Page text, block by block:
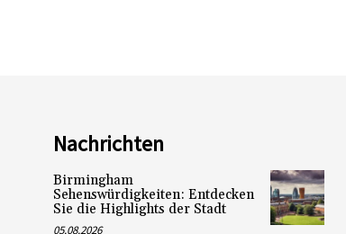
Nachrichten
Birmingham
Sehenswürdigkeiten: Entdecken
Sie die Highlights der Stadt
05.08.2026